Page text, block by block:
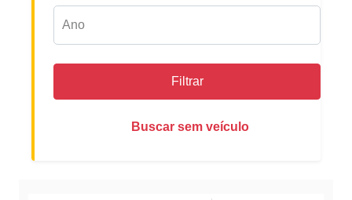
Filtrar
Buscar sem veículo